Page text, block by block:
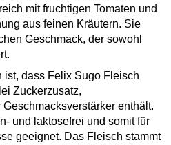
mit fruchtigen Tomaten und
aus feinen Kräutern. Sie
Geschmack, der sowohl
ist, dass Felix Sugo Fleisch
Zuckerzusatz,
enthält.
und laktosefrei und somit für
geeignet. Das Fleisch stammt